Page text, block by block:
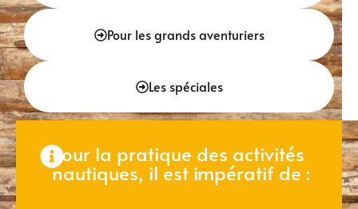
Pour les grands aventuriers
Les spéciales
Pour la pratique des activités
nautiques, il est impératif de :